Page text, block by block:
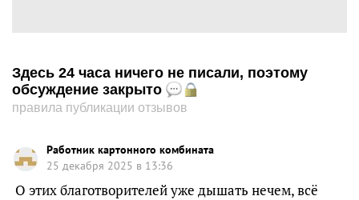
Здесь 24 часа ничего не писали, поэтому
обсуждение закрыто
правила публикации отзывов
Работник картонного комбината
25 декабря 2025 в 13:36
О этих благотворителей уже дышать нечем, всё